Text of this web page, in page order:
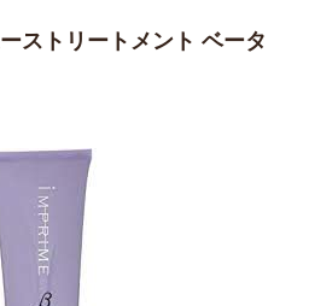
ストリートメント ベータ